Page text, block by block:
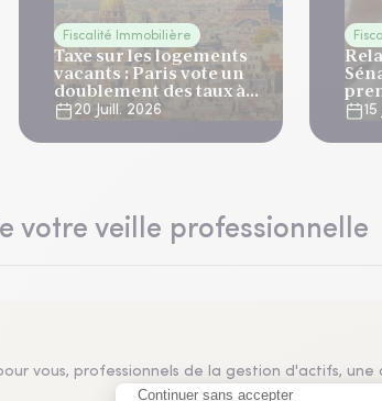
Fiscalité Immobilière
Taxe sur les logements
vacants : Paris vote un
doublement des taux à
partir de 2027
20 Juill. 2026
votre veille professionnelle
vous, professionnels de la gestion d'actifs,